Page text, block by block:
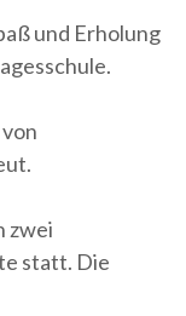
und Erholung
zwei
statt. Die